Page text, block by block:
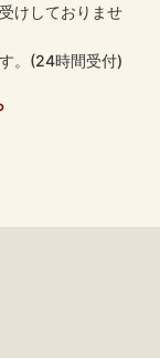
けしておりませ
。
。(24時間受付)